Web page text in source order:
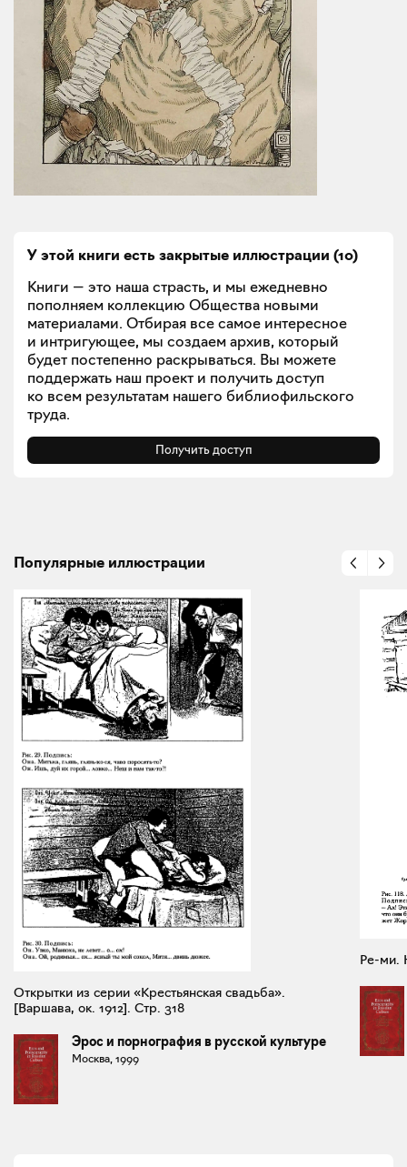
У этой книги есть закрытые иллюстрации (10)
Книги — это наша страсть, и мы ежедневно
пополняем коллекцию Общества новыми
материалами. Отбирая все самое интересное
и интригующее, мы создаем архив, который
будет постепенно раскрываться. Вы можете
поддержать наш проект и получить доступ
ко всем результатам нашего библиофильского
труда.
Получить доступ
Популярные иллюстрации
Открытки из серии «Крестьянская свадьба».
[Варшава, ок. 1912]. Стр. 318
Эрос и порнография в русской культуре
Москва, 1999
Ре-ми.